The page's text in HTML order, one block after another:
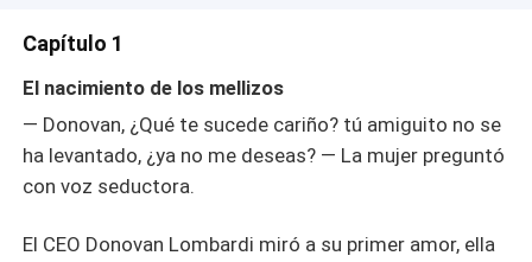
Capítulo 1
El nacimiento de los mellizos
— Donovan, ¿Qué te sucede cariño? tú amiguito no se
ha levantado, ¿ya no me deseas? — La mujer preguntó
con voz seductora.
El CEO Donovan Lombardi miró a su primer amor, ella